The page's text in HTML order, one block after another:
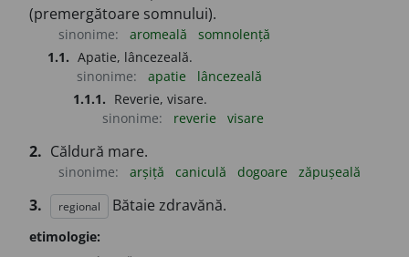
(premergătoare somnului).
sinonime: aromeală
somnolență
1.1. Apatie, lâncezeală.
sinonime:
apatie
lâncezeală
1.1.1. Reverie, visare.
sinonime:
reverie visare
2. Căldură mare.
sinonime: arșiță caniculă dogoare zăpușeală
3. regional Bătaie zdravănă.
etimologie: